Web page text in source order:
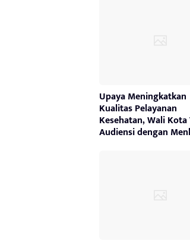
Upaya Meningkatkan
Kualitas Pelayanan
Kesehatan, Wali
Audiensi dengan